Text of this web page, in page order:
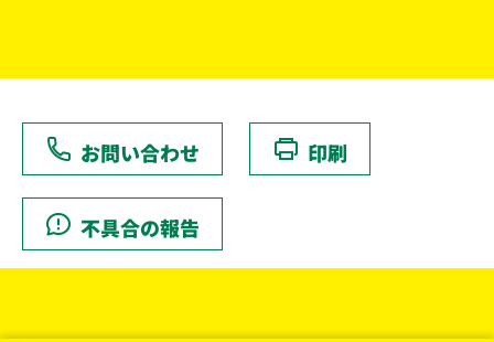
お問い合わせ 印刷
不具合の報告